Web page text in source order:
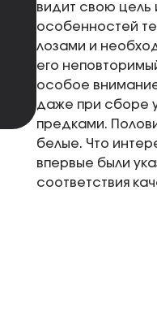
видит свою цель
особенностей
лозами и
его
особое
даже при сборе
предками.
белые. Что
впервые были
соответствия